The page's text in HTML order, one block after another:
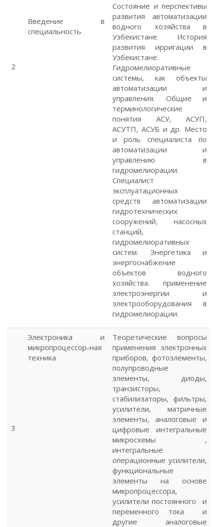
2
Введение в
специальность
Состояние и перспективы
развития автоматизации
водного хозяйства в
Узбекистане. История
развития ирригации в
Узбекистане.
Гидромелиоративные
системы, как объекты
автоматизации и
управления. Общие и
терминологические
понятия АСУ, АСУП,
АСУТП, АСУБ и др. Место
и роль специалиста по
автоматизации и
управлению в
гидромелиорации.
Специалист
эксплуатационных
средств автоматизации
гидротехнических
сооружений, насосных
станций,
гидромелиоративных
систем. Энергетика и
энергоснабжение
объектов водного
хозяйства. применение
электроэнергии и
электрооборудования в
гидромелиорации.
3
Электроника и
микропроцессор-ная
техника
Теоретические вопросы
применения электронных
приборов, фотоэлементы,
полупроводные
элементы, диоды,
транзисторы,
стабилизаторы, фильтры,
усилители, матричные
элементы, аналоговые и
цифровые интегральные
микросхемы ,
интегральные
операционные усилители,
функциональные
элементы на основе
микропроцессора,
усилители постоянного и
переменного тока и
другие аналоговые